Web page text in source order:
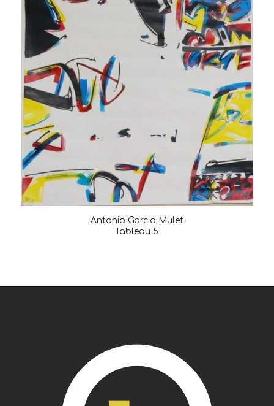
Antonio Garcia Mulet
Tableau 5